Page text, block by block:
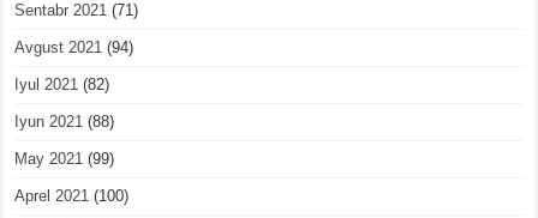
Sentabr 2021 (71)
Avgust 2021 (94)
Iyul 2021 (82)
Iyun 2021 (88)
May 2021 (99)
Aprel 2021 (100)